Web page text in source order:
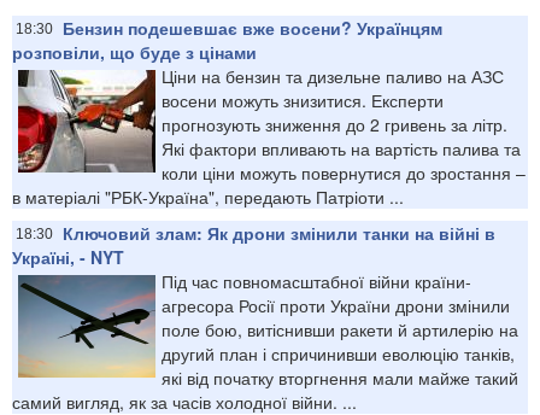
18:30
Бензин подешевшає вже восени? Українцям
розповіли, що буде з цінами
Ціни на бензин та дизельне паливо на АЗС
восени можуть знизитися. Експерти
прогнозують зниження до 2 гривень за літр.
Які фактори впливають на вартість палива та
коли ціни можуть повернутися до зростання –
в матеріалі "РБК-Україна", передають Патріоти ...
18:30
Ключовий злам: Як дрони змінили танки на війні в
Україні, - NYT
Під час повномасштабної війни країни-
агресора Росії проти України дрони змінили
поле бою, витіснивши ракети й артилерію на
другий план і спричинивши еволюцію танків,
які від початку вторгнення мали майже такий
самий вигляд, як за часів холодної війни. ...